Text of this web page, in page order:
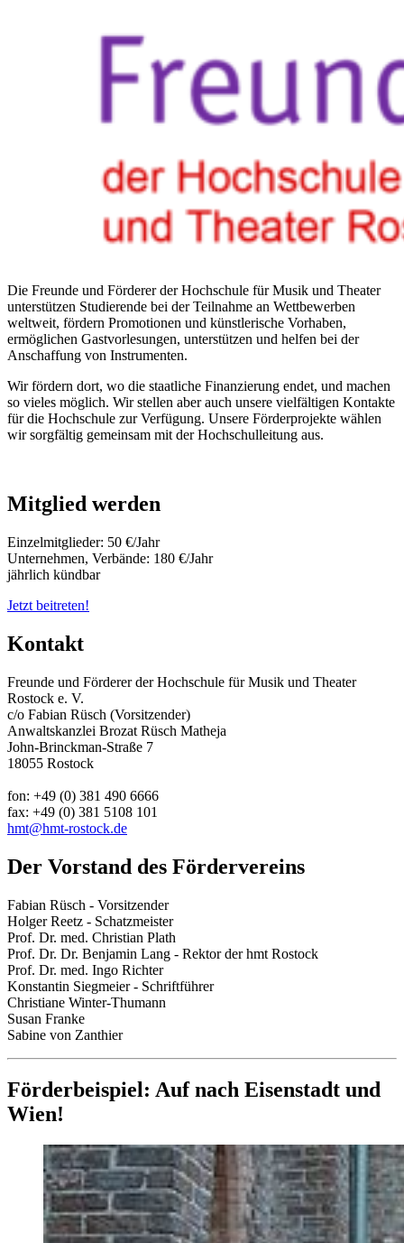
Die Freunde und Förderer der Hochschule für Musik und Theater
unterstützen Studierende bei der Teilnahme an Wettbewerben
weltweit, fördern Promotionen und künstlerische Vorhaben,
ermöglichen Gastvorlesungen, unterstützen und helfen bei der
Anschaffung von Instrumenten.
Wir fördern dort, wo die staatliche Finanzierung endet, und machen
so vieles möglich. Wir stellen aber auch unsere vielfältigen Kontakte
für die Hochschule zur Verfügung. Unsere Förderprojekte wählen
wir sorgfältig gemeinsam mit der Hochschulleitung aus.
Mitglied werden
Einzelmitglieder: 50 €/Jahr
Unternehmen, Verbände: 180 €/Jahr
jährlich kündbar
Jetzt beitreten!
Kontakt
Freunde und Förderer der Hochschule für Musik und Theater
Rostock e. V.
c/o Fabian Rüsch (Vorsitzender)
Anwaltskanzlei Brozat Rüsch Matheja
John-Brinckman-Straße 7
18055 Rostock
fon: +49 (0) 381 490 6666
fax: +49 (0) 381 5108 101
hmt@hmt-rostock.de
Der Vorstand des Fördervereins
Fabian Rüsch - Vorsitzender
Holger Reetz - Schatzmeister
Prof. Dr. med. Christian Plath
Prof. Dr. Dr. Benjamin Lang - Rektor der hmt Rostock
Prof. Dr. med. Ingo Richter
Konstantin Siegmeier - Schriftführer
Christiane Winter-Thumann
Susan Franke
Sabine von Zanthier
Förderbeispiel: Auf nach Eisenstadt und
Wien!